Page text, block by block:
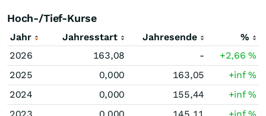
Hoch-/Tief-Kurse
Jahr Jahresstart Jahresende
%
2026
163,08 - +2,66%
2025
0,000 163,05 +inf%
2024
0,000 155,44 +inf%